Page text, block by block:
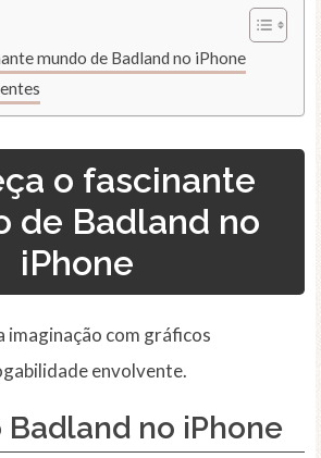
mundo de Badland no iPhone
o fascinante
de Badland no
iPhone
imaginação com gráficos
envolvente.
no iPhone